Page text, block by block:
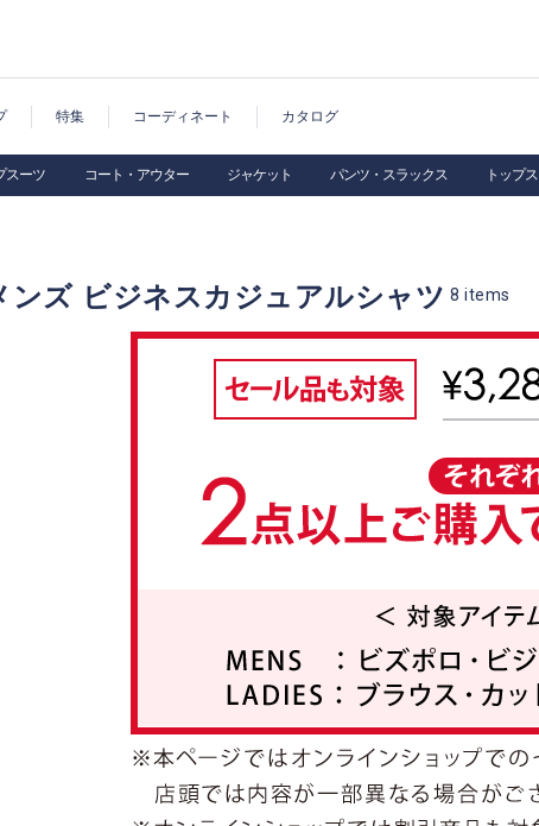
特集 コーディネート カタログ
スーツ コート・アウター ジャケット パンツ・スラックス トップス
ンズ ビジネスカジュアルシャツ 8 items